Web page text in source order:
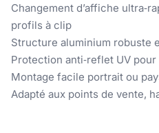
Changement d’affiche
profils à clip
Structure aluminium robuste
Protection anti‑reflet UV
Montage facile portrait ou
Adapté aux points de vente,